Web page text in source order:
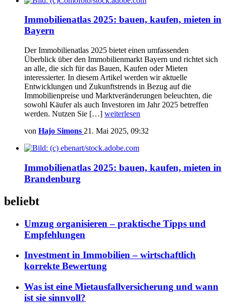
Immobilienatlas 2025: bauen, kaufen, mieten in
Bayern
Der Immobilienatlas 2025 bietet einen umfassenden
Überblick über den Immobilienmarkt Bayern und richtet sich
an alle, die sich für das Bauen, Kaufen oder Mieten
interessierter. In diesem Artikel werden wir aktuelle
Entwicklungen und Zukunftstrends in Bezug auf die
Immobilienpreise und Marktveränderungen beleuchten, die
sowohl Käufer als auch Investoren im Jahr 2025 betreffen
werden. Nutzen Sie […] weiterlesen
von Hajo Simons 21. Mai 2025, 09:32
Immobilienatlas 2025: bauen, kaufen, mieten in
Brandenburg
beliebt
Umzug organisieren – praktische Tipps und
Empfehlungen
Investment in Immobilien – wirtschaftlich
korrekte Bewertung
Was ist eine Mietausfallversicherung und wann
ist sie sinnvoll?